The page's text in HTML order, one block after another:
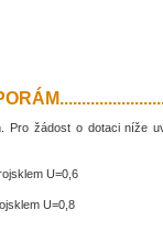
Pro žádost o dotaci níže
U=0,6
U=0,8